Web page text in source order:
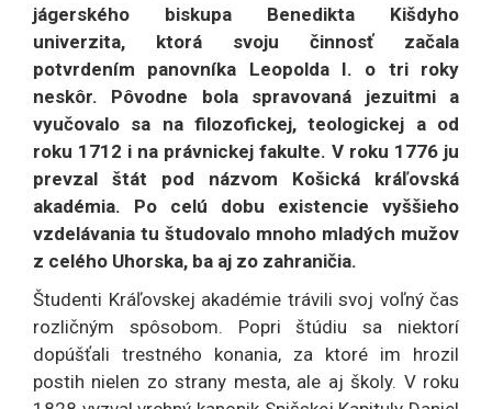
jágerského biskupa Benedikta Kišdyho
univerzita, ktorá svoju činnosť začala
potvrdením panovníka Leopolda I. o tri roky
neskôr. Pôvodne bola spravovaná jezuitmi a
vyučovalo sa na filozofickej, teologickej a od
roku 1712 i na právnickej fakulte. V roku 1776 ju
prevzal štát pod názvom Košická kráľovská
akadémia. Po celú dobu existencie vyššieho
vzdelávania tu študovalo mnoho mladých mužov
z celého Uhorska, ba aj zo zahraničia.
Študenti Kráľovskej akadémie trávili svoj voľný čas
rozličným spôsobom. Popri štúdiu sa niektorí
dopúšťali trestného konania, za ktoré im hrozil
postih nielen zo strany mesta, ale aj školy. V roku